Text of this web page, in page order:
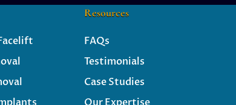
Resources
FAQs
Testimonials
Case Studies